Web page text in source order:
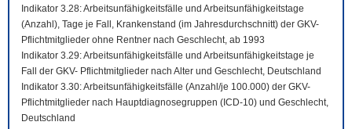
Indikator 3.28: Arbeitsunfähigkeitsfälle und Arbeitsunfähigkeitstage
(Anzahl), Tage je Fall, Krankenstand (im Jahresdurchschnitt) der GKV-
Pflichtmitglieder ohne Rentner nach Geschlecht, ab 1993
Indikator 3.29: Arbeitsunfähigkeitsfälle und Arbeitsunfähigkeitstage je
Fall der GKV- Pflichtmitglieder nach Alter und Geschlecht, Deutschland
Indikator 3.30: Arbeitsunfähigkeitsfälle (Anzahl/je 100.000) der GKV-
Pflichtmitglieder nach Hauptdiagnosegruppen (ICD-10) und Geschlecht,
Deutschland